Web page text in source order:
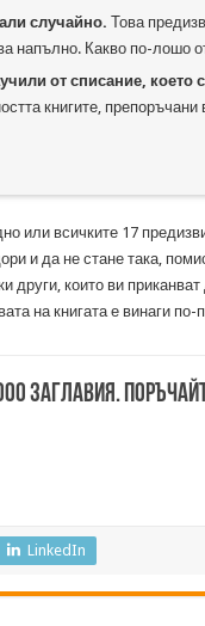
случайно. Това
напълно. Какво по-лошо
от списание, което
книгите, препоръчани
или всичките 17
и да не стане така,
други, които ви
на книгата е винаги по-
заглавия.
LinkedIn